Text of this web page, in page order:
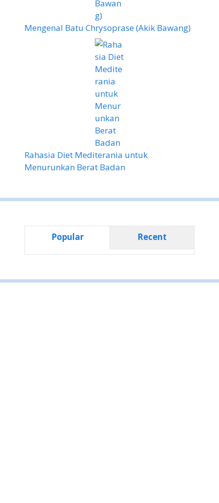
Mengenal Batu Chrysoprase (Akik Bawang)
Rahasia Diet Mediterania untuk
Menurunkan Berat Badan
Popular Recent